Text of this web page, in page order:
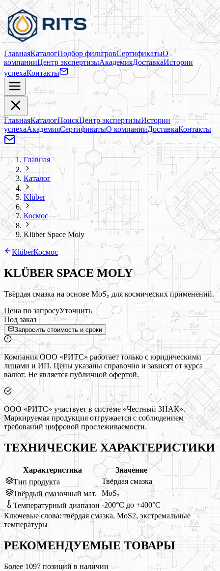
ГлавнаяКаталогПодбор фильтровСертификатыО
компанииЦентр экспертизыАкадемияДоставкаИстории
успехаКонтакты
ГлавнаяКаталогПоискЦентр экспертизыИстории
успехаАкадемияСертификатыО компанииДоставкаКонтакты
Главная
Каталог
Klüber
Космос
Klüber Space Moly
KlüberКосмос
KLÜBER SPACE MOLY
Твёрдая смазка на основе MoS₂ для космических применений.
Цена по запросуУточнить
Под заказ
Запросить стоимость и сроки
Компания ООО «РИТС» работает только с юридическими
лицами и ИП. Цены указаны справочно и зависят от курса
валют. Не является публичной офертой.
ООО «РИТС» участвует в системе «Честный ЗНАК».
Маркируемая продукция отгружается с соблюдением
требований цифровой прослеживаемости.
ТЕХНИЧЕСКИЕ ХАРАКТЕРИСТИКИ
Характеристика
Значение
Тип продукта
Твёрдая смазка
Твёрдый смазочный мат.
MoS₂
Температурный диапазон -200°C до +400°C
Ключевые слова:твёрдая смазка, MoS2, экстремальные
температуры
РЕКОМЕНДУЕМЫЕ ТОВАРЫ
Более 1097 позиций в наличии